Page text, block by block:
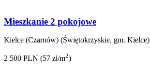
Mieszkanie 2 pokojowe
Kielce (Czarnów) (Świętokrzyskie, gm. Kielce)
2 500 PLN (57 zł/m2)